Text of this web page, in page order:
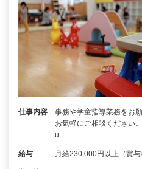
仕事内容
事務や学童指導業務をお
お気軽にご相談ください
u…
給与 月給230,000円以上（賞与